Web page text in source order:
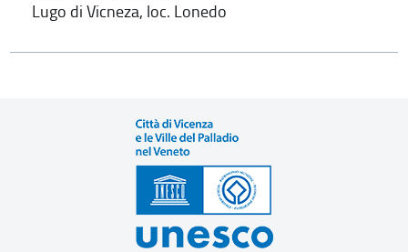
Lugo di Vicneza, loc. Lonedo